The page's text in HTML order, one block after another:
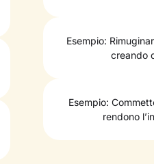
Esempio:
creando
Esempio:
rendono